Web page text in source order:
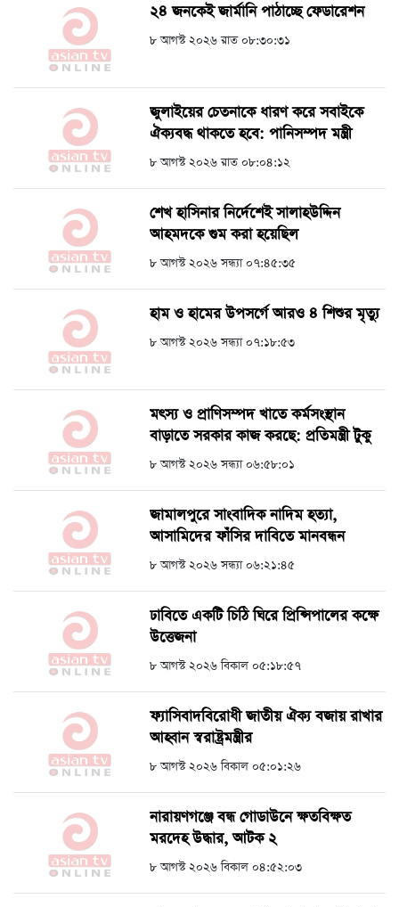
২৪ জনকেই জার্মানি পাঠাচ্ছে ফেডারেশন
৮ আগস্ট ২০২৬ রাত ০৮:৩০:৩১
জুলাইয়ের চেতনাকে ধারণ করে সবাইকে
ঐক্যবদ্ধ থাকতে হবে: পানিসম্পদ মন্ত্রী
৮ আগস্ট ২০২৬ রাত ০৮:০৪:১২
শেখ হাসিনার নির্দেশেই সালাহউদ্দিন
আহমদকে গুম করা হয়েছিল
৮ আগস্ট ২০২৬ সন্ধ্যা ০৭:৪৫:৩৫
হাম ও হামের উপসর্গে আরও ৪ শিশুর মৃত্যু
৮ আগস্ট ২০২৬ সন্ধ্যা ০৭:১৮:৫৩
মৎস্য ও প্রাণিসম্পদ খাতে কর্মসংস্থান
বাড়াতে সরকার কাজ করছে: প্রতিমন্ত্রী টুকু
৮ আগস্ট ২০২৬ সন্ধ্যা ০৬:৫৮:০১
জামালপুরে সাংবাদিক নাদিম হত্যা,
আসামিদের ফাঁসির দাবিতে মানবন্ধন
৮ আগস্ট ২০২৬ সন্ধ্যা ০৬:২১:৪৫
ঢাবিতে একটি চিঠি ঘিরে প্রিন্সিপালের কক্ষে
উত্তেজনা
৮ আগস্ট ২০২৬ বিকাল ০৫:১৮:৫৭
ফ্যাসিবাদবিরোধী জাতীয় ঐক্য বজায় রাখার
আহ্বান স্বরাষ্ট্রমন্ত্রীর
৮ আগস্ট ২০২৬ বিকাল ০৫:০১:২৬
নারায়ণগঞ্জে বন্ধ গোডাউনে ক্ষতবিক্ষত
মরদেহ উদ্ধার, আটক ২
৮ আগস্ট ২০২৬ বিকাল ০৪:৫২:০৩